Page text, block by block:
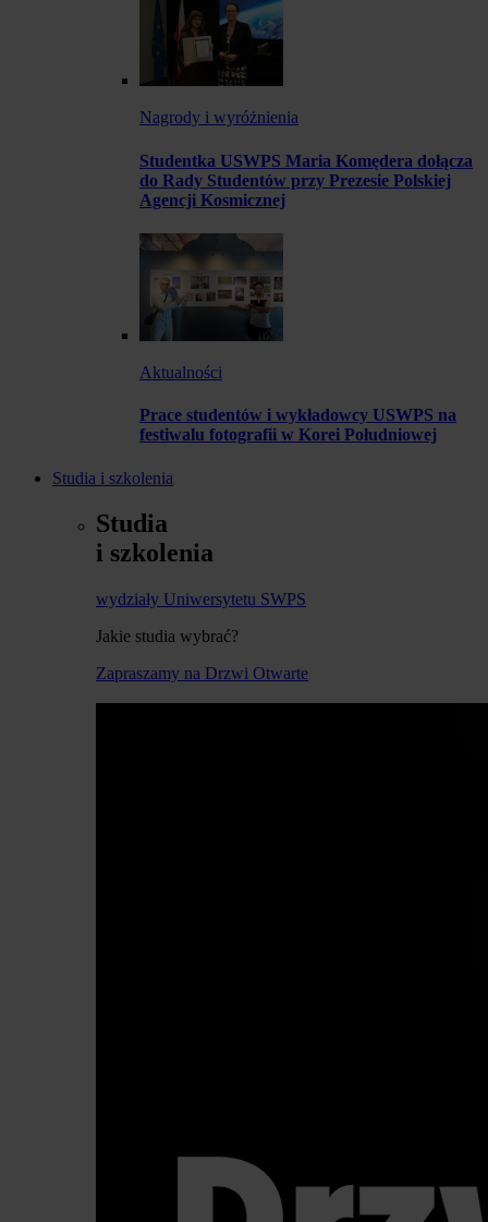
Nagrody i wyróżnienia
Studentka USWPS Maria Komędera dołącza
do Rady Studentów przy Prezesie Polskiej
Agencji Kosmicznej
Aktualności
Prace studentów i wykładowcy USWPS na
festiwalu fotografii w Korei Południowej
Studia i szkolenia
Studia
i szkolenia
wydziały Uniwersytetu SWPS
Jakie studia wybrać?
Zapraszamy na Drzwi Otwarte